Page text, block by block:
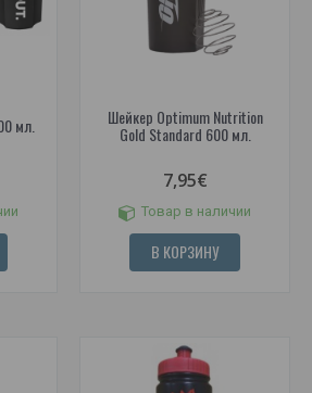
мл. Шейкер Optimum Nutrition
Gold Standard 600 мл.
7,95€
Товар в наличии
В КОРЗИНУ